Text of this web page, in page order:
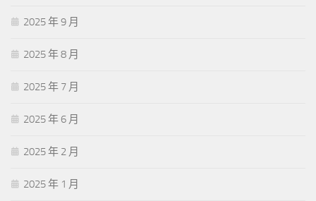
2025 年 9 月
2025 年 8 月
2025 年 7 月
2025 年 6 月
2025 年 2 月
2025 年 1 月